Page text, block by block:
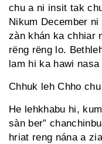
chu a ni insit tak
Nikum December
zàn khán ka chhiar
rëng rëng lo.
lam hi ka hawi
Chhuk leh Chho chu
He lehkhabu hi,
sàn ber”
hriat reng nána a